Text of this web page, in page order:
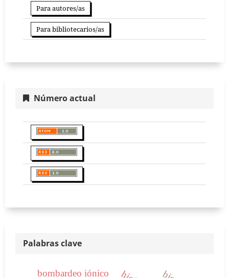
Para autores/as
Para bibliotecarios/as
Número actual
Palabras clave
bombardeo iónico